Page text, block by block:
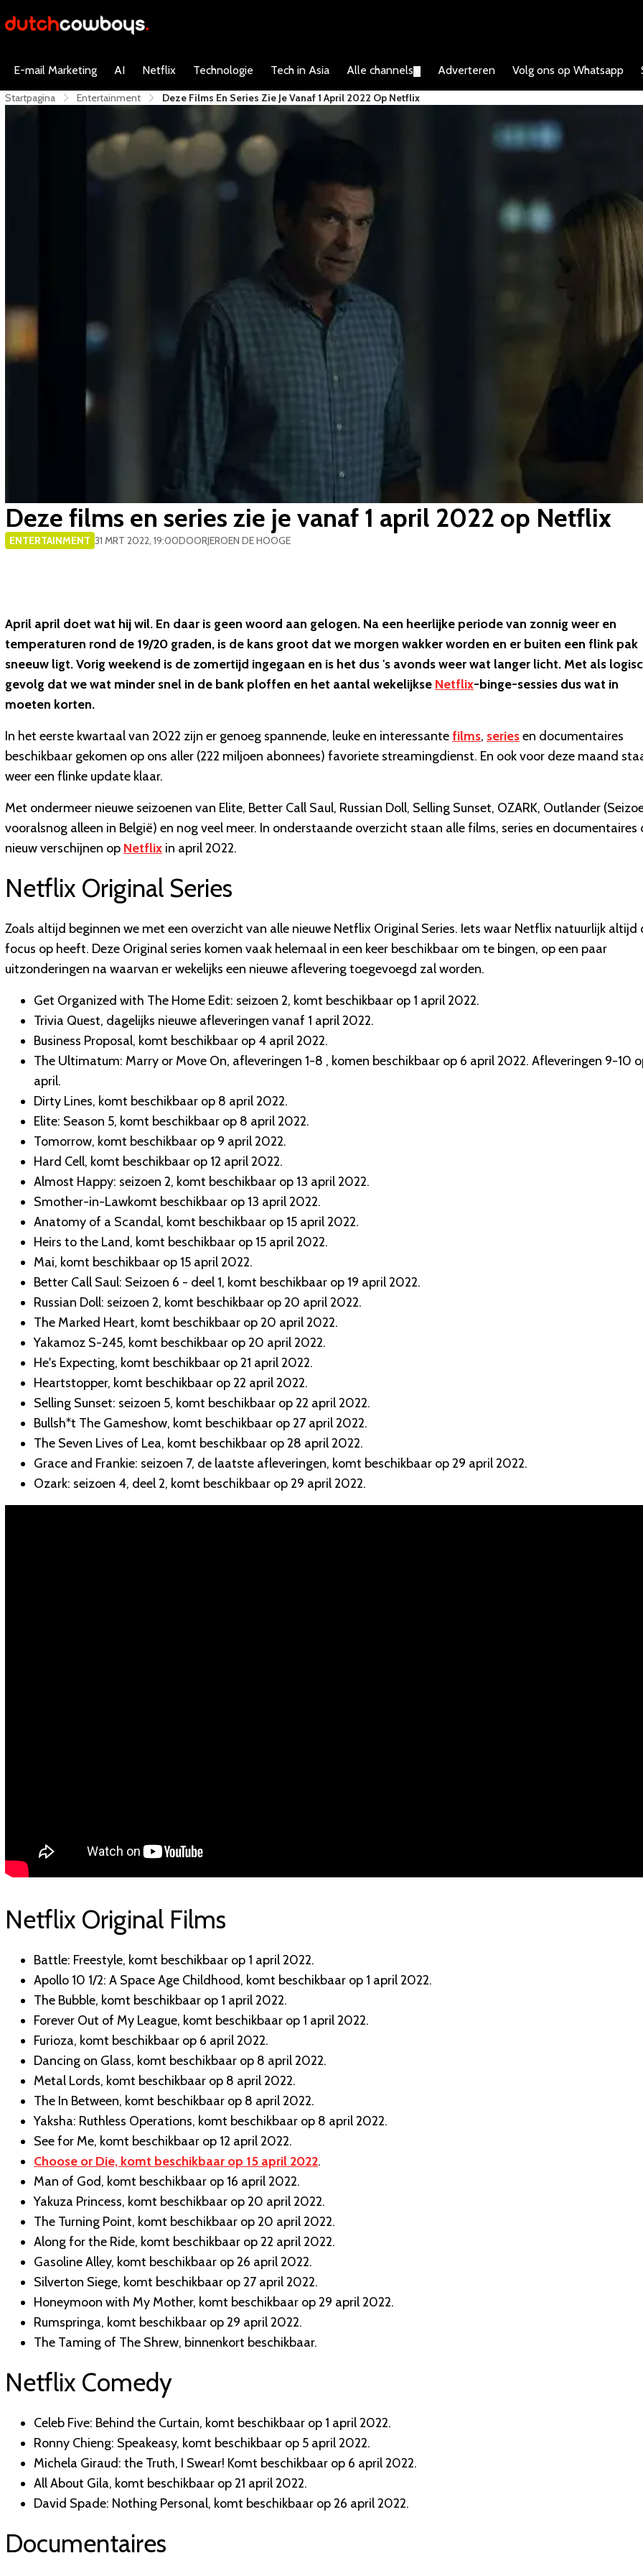
E-mail Marketing AI Netflix Technologie Tech in Asia Alle channels Adverteren Volg ons op Whatsapp
Startpagina Entertainment Deze Films En Series Zie Je Vanaf 1 April 2022 Op Netflix
Deze films en series zie je vanaf 1 april 2022 op Netflix
ENTERTAINMENT 31 MRT 2022, 19:00DOORJEROEN DE HOOGE
April april doet wat hij wil. En daar is geen woord aan gelogen. Na een heerlijke periode van zonnig weer en
temperaturen rond de 19/20 graden, is de kans groot dat we morgen wakker worden en er buiten een flink pak
sneeuw ligt. Vorig weekend is de zomertijd ingegaan en is het dus 's avonds weer wat langer licht. Met als
gevolg dat we wat minder snel in de bank ploffen en het aantal wekelijkse Netflix-binge-sessies dus wat in
moeten korten.
In het eerste kwartaal van 2022 zijn er genoeg spannende, leuke en interessantefilms, seriesen documentaires
beschikbaar gekomen op ons aller (222 miljoen abonnees) favoriete streamingdienst. En ook voor deze maand
weer een flinke update klaar.
Met ondermeer nieuwe seizoenen van Elite, Better Call Saul, Russian Doll, Selling Sunset, OZARK, Outlander
vooralsnog alleen in België) en nog veel meer. In onderstaande overzicht staan alle films, series en documentaires
nieuw verschijnen op Netflix in april 2022.
Netflix Original Series
Zoals altijd beginnen we met een overzicht van alle nieuwe Netflix Original Series. Iets waar Netflix natuurlijk altijd
focus op heeft. Deze Original series komen vaak helemaal in een keer beschikbaar om te bingen, op een paar
uitzonderingen na waarvan er wekelijks een nieuwe aflevering toegevoegd zal worden.
Get Organized with The Home Edit: seizoen 2, komt beschikbaar op 1 april 2022.
Trivia Quest, dagelijks nieuwe afleveringen vanaf 1 april 2022.
Business Proposal, komt beschikbaar op 4 april 2022.
The Ultimatum: Marry or Move On, afleveringen 1-8 , komen beschikbaar op 6 april 2022. Afleveringen 9-10
april.
Dirty Lines, komt beschikbaar op 8 april 2022.
Elite: Season 5, komt beschikbaar op 8 april 2022.
Tomorrow, komt beschikbaar op 9 april 2022.
Hard Cell, komt beschikbaar op 12 april 2022.
Almost Happy: seizoen 2, komt beschikbaar op 13 april 2022.
Smother-in-Lawkomt beschikbaar op 13 april 2022.
Anatomy of a Scandal, komt beschikbaar op 15 april 2022.
Heirs to the Land, komt beschikbaar op 15 april 2022.
Mai, komt beschikbaar op 15 april 2022.
Better Call Saul: Seizoen 6 - deel 1, komt beschikbaar op 19 april 2022.
Russian Doll: seizoen 2, komt beschikbaar op 20 april 2022.
The Marked Heart, komt beschikbaar op 20 april 2022.
Yakamoz S-245, komt beschikbaar op 20 april 2022.
He's Expecting, komt beschikbaar op 21 april 2022.
Heartstopper, komt beschikbaar op 22 april 2022.
Selling Sunset: seizoen 5, komt beschikbaar op 22 april 2022.
Bullsh*t The Gameshow, komt beschikbaar op 27 april 2022.
The Seven Lives of Lea, komt beschikbaar op 28 april 2022.
Grace and Frankie: seizoen 7, de laatste afleveringen, komt beschikbaar op 29 april 2022.
Ozark: seizoen 4, deel 2, komt beschikbaar op 29 april 2022.
Netflix Original Films
Battle: Freestyle, komt beschikbaar op 1 april 2022.
Apollo 10 1/2: A Space Age Childhood, komt beschikbaar op 1 april 2022.
The Bubble, komt beschikbaar op 1 april 2022.
Forever Out of My League, komt beschikbaar op 1 april 2022.
Furioza, komt beschikbaar op 6 april 2022.
Dancing on Glass, komt beschikbaar op 8 april 2022.
Metal Lords, komt beschikbaar op 8 april 2022.
The In Between, komt beschikbaar op 8 april 2022.
Yaksha: Ruthless Operations, komt beschikbaar op 8 april 2022.
See for Me, komt beschikbaar op 12 april 2022.
Choose or Die, komt beschikbaar op 15 april 2022.
Man of God, komt beschikbaar op 16 april 2022.
Yakuza Princess, komt beschikbaar op 20 april 2022.
The Turning Point, komt beschikbaar op 20 april 2022.
Along for the Ride, komt beschikbaar op 22 april 2022.
Gasoline Alley, komt beschikbaar op 26 april 2022.
Silverton Siege, komt beschikbaar op 27 april 2022.
Honeymoon with My Mother, komt beschikbaar op 29 april 2022.
Rumspringa, komt beschikbaar op 29 april 2022.
The Taming of The Shrew, binnenkort beschikbaar.
Netflix Comedy
Celeb Five: Behind the Curtain, komt beschikbaar op 1 april 2022.
Ronny Chieng: Speakeasy, komt beschikbaar op 5 april 2022.
Michela Giraud: the Truth, I Swear! Komt beschikbaar op 6 april 2022.
All About Gila, komt beschikbaar op 21 april 2022.
David Spade: Nothing Personal, komt beschikbaar op 26 april 2022.
Documentaires